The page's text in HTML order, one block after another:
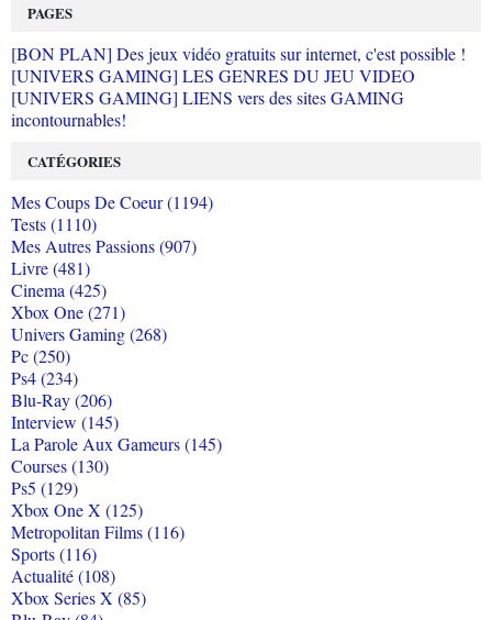
PAGES
[BON PLAN] Des jeux vidéo gratuits sur internet, c'est possible !
[UNIVERS GAMING] LES GENRES DU JEU VIDEO
[UNIVERS GAMING] LIENS vers des sites GAMING
incontournables!
CATÉGORIES
Mes Coups De Coeur (1194)
Tests (1110)
Mes Autres Passions (907)
Livre (481)
Cinema (425)
Xbox One (271)
Univers Gaming (268)
Pc (250)
Ps4 (234)
Blu-Ray (206)
Interview (145)
La Parole Aux Gameurs (145)
Courses (130)
Ps5 (129)
Xbox One X (125)
Metropolitan Films (116)
Sports (116)
Actualité (108)
Xbox Series X (85)